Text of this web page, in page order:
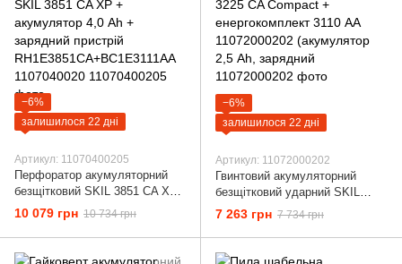
−6%
залишилося 22 дні
Артикул: 11070400205
Перфоратор акумуляторний
безщітковий SKIL 3851 CA XP
+ акумулятор 4,0 Ah +
зарядний пристрій
RH1E3851CA+BC1E3111AA
1107040020
10 079 грн 10 734 грн
−6%
залишилося 22 дні
Артикул: 11072000202
Гвинтовий акумуляторний
безщітковий ударний SKIL
3225 CA Compact +
енергокомплект 3110 АА
11072000202 (акумулятор 2,5
Ah, зарядний
7 263 грн 7 734 грн